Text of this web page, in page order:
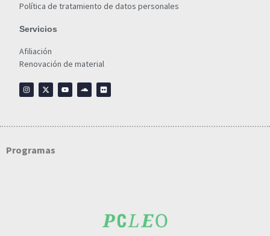
Política de tratamiento de datos personales
Servicios
Afiliación
Renovación de material
Programas